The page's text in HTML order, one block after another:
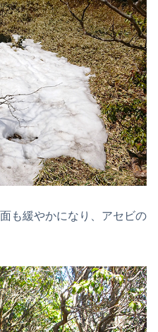
も緩やかになり、アセビの